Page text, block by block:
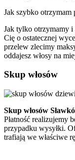
Jak szybko otrzymam
Jak tylko otrzymamy
Cię o ostatecznej
przelew zlecimy
oddajesz włosy na
Skup włosów
Skup włosów
Płatność realizujemy
przypadku wysyłki.
trafiają we właściwe